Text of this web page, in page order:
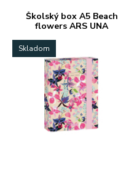
Školský box A5 Beach
flowers ARS UNA
Skladom